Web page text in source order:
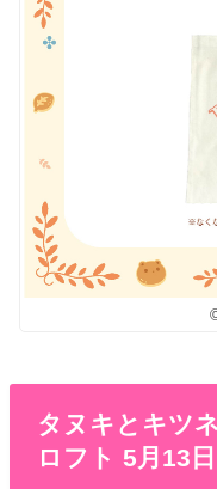
タヌキとキツ
ロフト 5月13